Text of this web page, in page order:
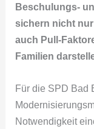
Beschulungs-
sichern nicht
auch Pull-
Familien
Für die SPD Bad
Notwendigkeit